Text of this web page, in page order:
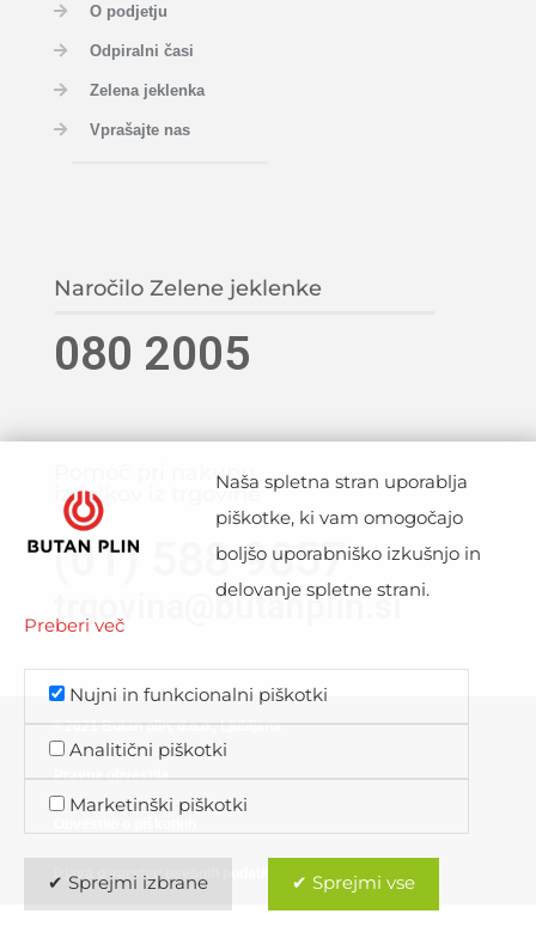
Naša spletna stran uporablja
piškotke, ki vam omogočajo
boljšo uporabniško izkušnjo in
delovanje spletne strani.
Preberi več
Nujni in funkcionalni piškotki
Analitični piškotki
Marketinški piškotki
✔ Sprejmi izbrane ✔ Sprejmi vse
O podjetju
Odpiralni časi
Zelena jeklenka
Vprašajte nas
Naročilo Zelene jeklenke
080 2005
Pomoč pri nakupu
izdelkov iz trgovine
(01) 588 9857
trgovina@butanplin.si
©2021 Butan plin, d.o.o., Ljubljana
Pravna obvestila
Izjava o varstvu osebnih podatkov